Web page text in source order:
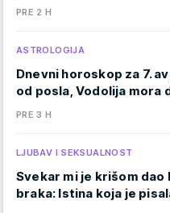
PRE 2 H
ASTROLOGIJA
Dnevni horoskop za 7.
od posla, Vodolija mora
PRE 3 H
LJUBAV I SEKSUALNOST
Svekar mi je krišom
braka: Istina koja je